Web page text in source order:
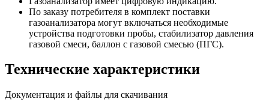
По заказу потребителя в комплект поставки
газоанализатора могут включаться необходимые
устройства подготовки пробы, стабилизатор давления
газовой смеси, баллон с газовой смесью (ПГС).
Технические характеристики
Документация и файлы для скачивания